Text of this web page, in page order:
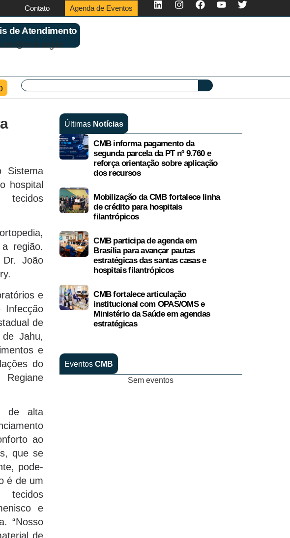
Contato Agenda de Eventos
de Atendimento
cmb@cmb.org.br
Sistema
hospital
região.
João
e
Infecção
de
Jahu,
e
do
de alta
ao
que se
pode-
é de um
tecidos
e
“Nosso
de
Últimas Notícias
CMB informa pagamento da
segunda parcela da PT nº 9.760 e
reforça orientação sobre aplicação
dos recursos
Mobilização da CMB fortalece linha
de crédito para hospitais
filantrópicos
CMB participa de agenda em
Brasília para avançar pautas
estratégicas das santas casas e
hospitais filantrópicos
CMB fortalece articulação
institucional com OPAS/OMS e
Ministério da Saúde em agendas
estratégicas
Eventos CMB
Sem eventos